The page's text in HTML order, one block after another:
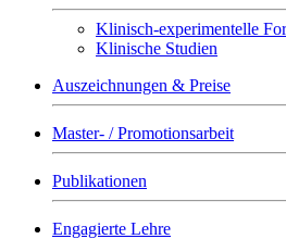
Klinisch-experimentelle
Klinische Studien
Auszeichnungen & Preise
Master- / Promotionsarbeit
Publikationen
Engagierte Lehre